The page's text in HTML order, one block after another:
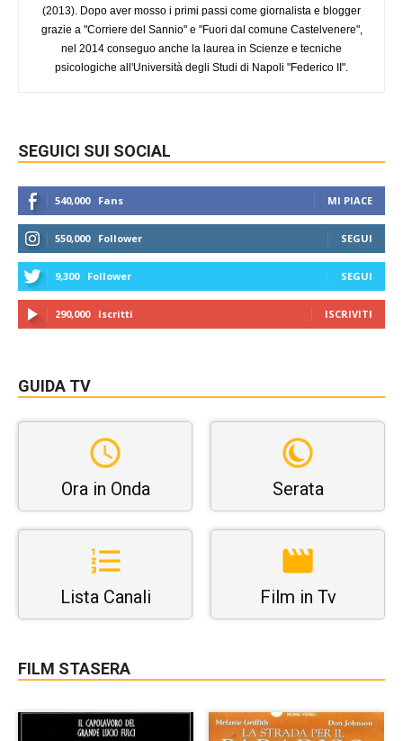
(2013). Dopo aver mosso i primi passi come giornalista e blogger
grazie a "Corriere del Sannio" e "Fuori dal comune Castelvenere",
nel 2014 conseguo anche la laurea in Scienze e tecniche
psicologiche all'Università degli Studi di Napoli "Federico II".
SEGUICI SUI SOCIAL
540,000 Fans MI PIACE
550,000 Follower SEGUI
9,300 Follower SEGUI
290,000 Iscritti ISCRIVITI
GUIDA TV
Ora in Onda Serata
Lista Canali Film in Tv
FILM STASERA